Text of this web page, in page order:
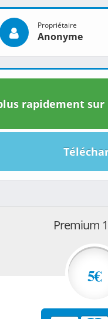
Propriétaire
Anonyme
rapidement sur
Premium
5€